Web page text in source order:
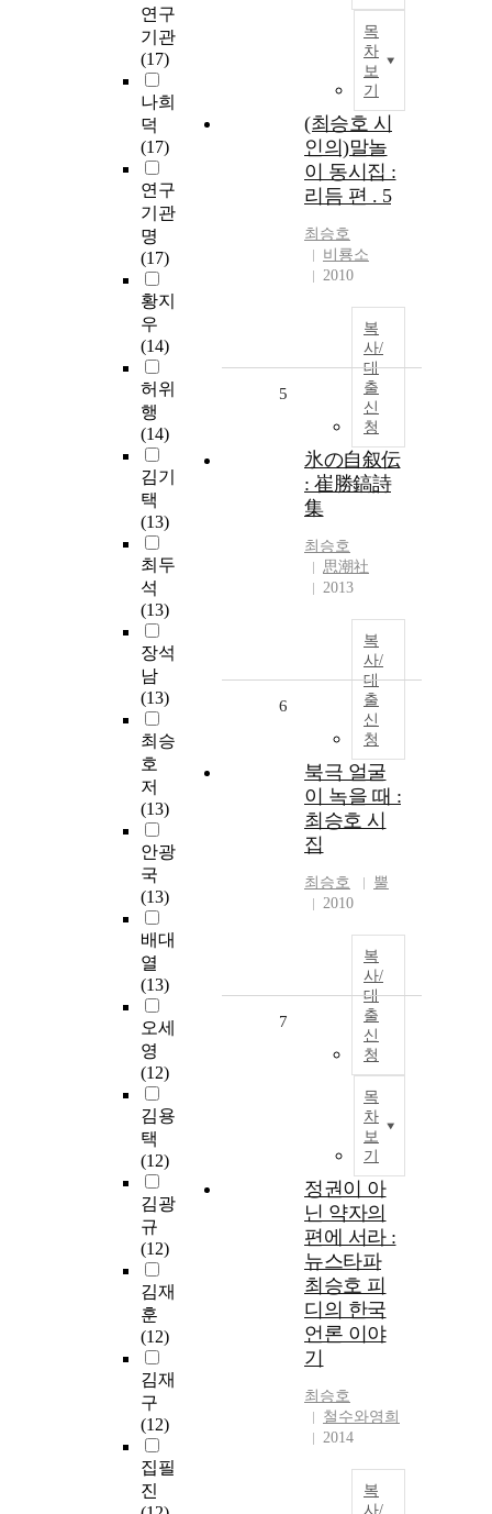
연구
기관
(17)
나희
덕
(17)
연구
기관
명
(17)
황지
우
(14)
허위
행
(14)
김기
택
(13)
최두
석
(13)
장석
남
(13)
최승
호
저
(13)
안광
국
(13)
배대
열
(13)
오세
영
(12)
김용
택
(12)
김광
규
(12)
김재
훈
(12)
김재
구
(12)
집필
진
목
차
보
기
(최승호 시
인의)말놀
이 동시집 :
리듬 편 . 5
최승호
비룡소
2010
복
사/
대
출
신
청
5
氷の自叙伝
: 崔勝鎬詩
集
최승호
思潮社
2013
복
사/
대
출
신
청
6
북극 얼굴
이 녹을 때 :
최승호 시
집
최승호
뿔
2010
복
사/
대
출
신
청
목
차
보
기
7
정권이 아
닌 약자의
편에 서라 :
뉴스타파
최승호 피
디의 한국
언론 이야
기
최승호
철수와영희
2014
복
사/